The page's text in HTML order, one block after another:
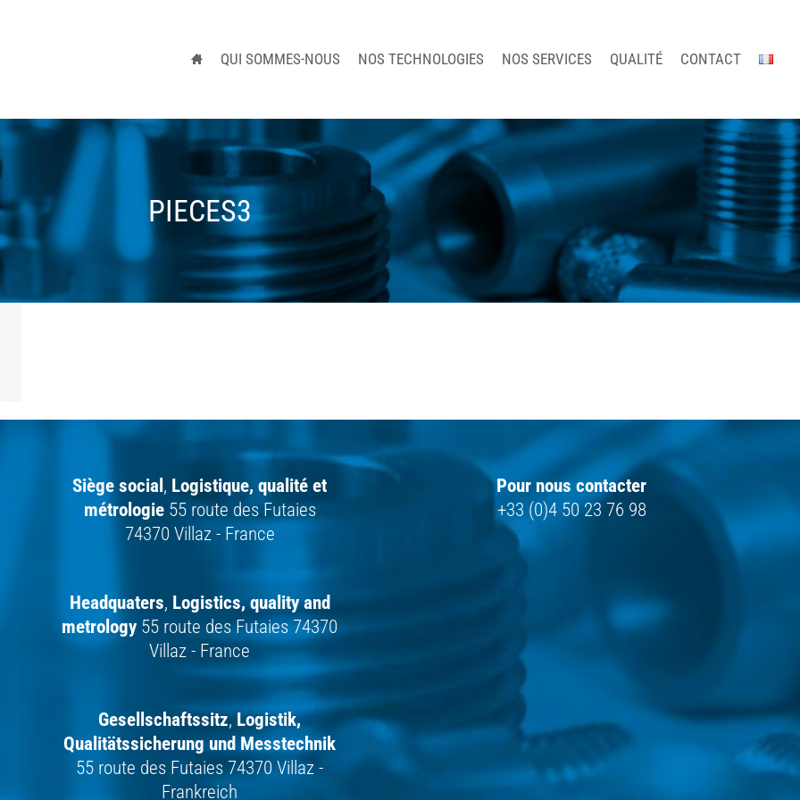
QUI SOMMES-NOUS NOS TECHNOLOGIES NOS SERVICES QUALITÉ CONTACT
PIECES3
Siège social , Logistique,qualité et
métrologie55 route des Futaies
74370 Villaz - France
Headquaters, Logistics, quality and
metrology 55 route des Futaies 74370
Villaz - France
Gesellschaftssitz,Logistik,
Qualitätssicherung und Messtechnik
55 route des Futaies 74370 Villaz -
Frankreich
Pour nous contacter
+33 (0)4 50 23 76 98